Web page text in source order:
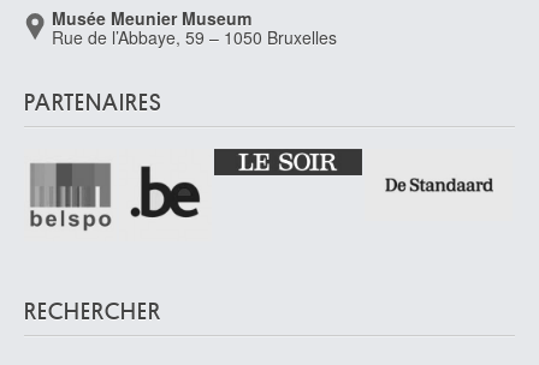
Musée Meunier Museum
Rue de l’Abbaye, 59 – 1050 Bruxelles
PARTENAIRES
RECHERCHER